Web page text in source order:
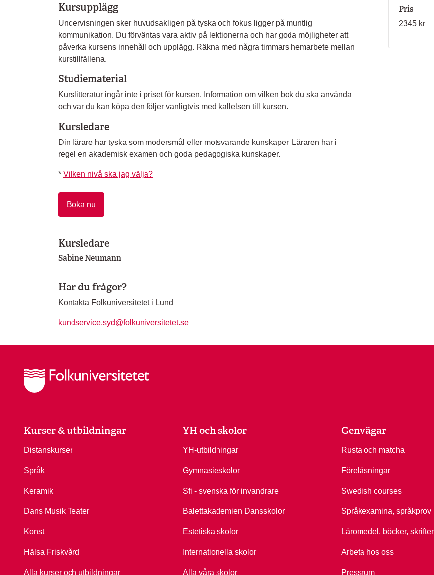
Kursupplägg
Undervisningen sker huvudsakligen på tyska och fokus ligger på muntlig
kommunikation. Du förväntas vara aktiv på lektionerna och har goda möjligheter att
påverka kursens innehåll och upplägg. Räkna med några timmars hemarbete mellan
kurstillfällena.
Studiematerial
Kurslitteratur ingår inte i priset för kursen. Information om vilken bok du ska använda
och var du kan köpa den följer vanligtvis med kallelsen till kursen.
Kursledare
Din lärare har tyska som modersmål eller motsvarande kunskaper. Läraren har i
regel en akademisk examen och goda pedagogiska kunskaper.
* Vilken nivå ska jag välja?
Boka nu
Kursledare
Sabine Neumann
Har du frågor?
Kontakta Folkuniversitetet i Lund
kundservice.syd@folkuniversitetet.se
Pris
2345 kr
Kurser & utbildningar
Distanskurser
Språk
Keramik
Dans Musik Teater
Konst
Hälsa Friskvård
Alla kurser och utbildningar
YH och skolor
YH-utbildningar
Gymnasieskolor
Sfi - svenska för invandrare
Balettakademien Dansskolor
Estetiska skolor
Internationella skolor
Alla våra skolor
Genvägar
Rusta och matcha
Föreläsningar
Swedish courses
Språkexamina, språkprov
Läromedel, böcker, skrifter
Arbeta hos oss
Pressrum